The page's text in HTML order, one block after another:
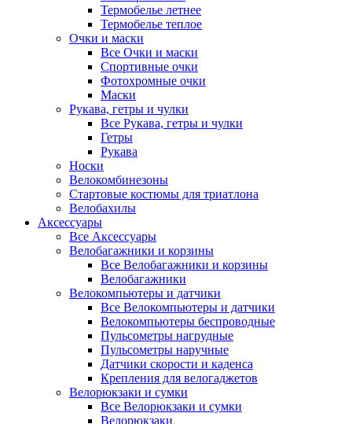
Термобелье летнее
Термобелье теплое
Очки и маски
Все Очки и маски
Спортивные очки
Фотохромные очки
Маски
Рукава, гетры и чулки
Все Рукава, гетры и чулки
Гетры
Рукава
Носки
Велокомбинезоны
Стартовые костюмы для триатлона
Велобахилы
Аксессуары
Все Аксессуары
Велобагажники и корзины
Все Велобагажники и корзины
Велобагажники
Велокомпьютеры и датчики
Все Велокомпьютеры и датчики
Велокомпьютеры беспроводные
Пульсометры нагрудные
Пульсометры наручные
Датчики скорости и каденса
Крепления для велогаджетов
Велорюкзаки и сумки
Все Велорюкзаки и сумки
Велорюкзаки